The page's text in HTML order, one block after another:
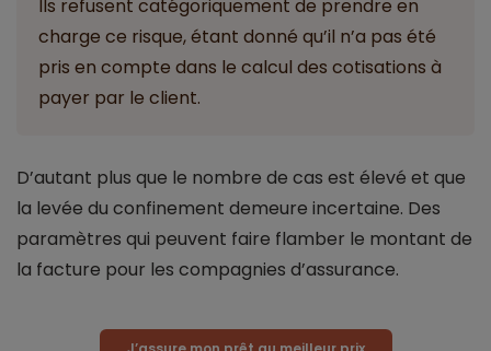
Ils refusent catégoriquement de prendre en
charge ce risque, étant donné qu’il n’a pas été
pris en compte dans le calcul des cotisations à
payer par le client.
D’autant plus que le nombre de cas est élevé et que
la levée du confinement demeure incertaine. Des
paramètres qui peuvent faire flamber le montant de
la facture pour les compagnies d’assurance.